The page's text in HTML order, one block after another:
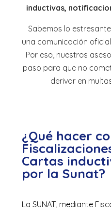
inductivas,
Sabemos lo
una comunicación
Por eso, nuestros
paso para que no
derivar en
¿Qué hacer
Cartas
por la Sunat?
La SUNAT, mediante